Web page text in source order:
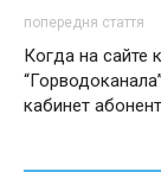
попередня стаття
Когда на сайте
кабинет